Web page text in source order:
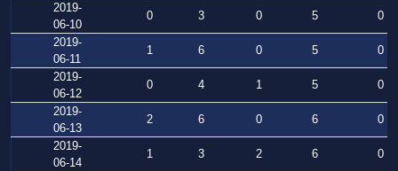
2019-
06-10
0 3 0 5
0
2019-
06-11
1 6 0 5
0
2019-
06-12
0 4 1 5
0
2019-
06-13
2 6 0 6
0
2019-
06-14
1 3 2 6
0